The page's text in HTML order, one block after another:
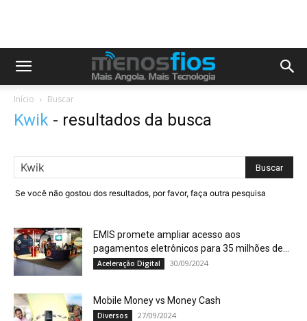
Início Buscar
Kwik - resultados da busca
Se você não gostou dos resultados, por favor, faça outra pesquisa
EMIS promete ampliar acesso aos
pagamentos eletrônicos para 35 milhões de...
Aceleração Digital 30/09/2024
Mobile Money vs Money Cash
Diversos 27/09/2024